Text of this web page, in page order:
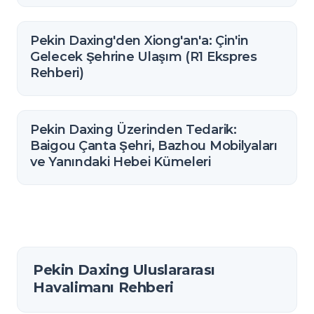
Pekin Daxing'den Xiong'an'a: Çin'in
Gelecek Şehrine Ulaşım (R1 Ekspres
Rehberi)
Pekin Daxing Üzerinden Tedarik:
Baigou Çanta Şehri, Bazhou Mobilyaları
ve Yanındaki Hebei Kümeleri
Pekin Daxing Uluslararası
Havalimanı Rehberi